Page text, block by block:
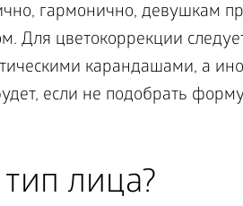
гармонично, девушкам
Для цветокоррекции
карандашами, а
если не подобрать
лица?